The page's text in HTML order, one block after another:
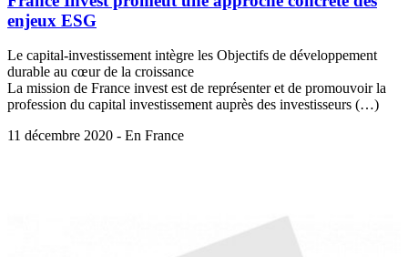
enjeux ESG
Le capital-investissement intègre les Objectifs de développement
durable au cœur de la croissance
La mission de France invest est de représenter et de promouvoir la
profession du capital investissement auprès des investisseurs (…)
11 décembre 2020 - En France